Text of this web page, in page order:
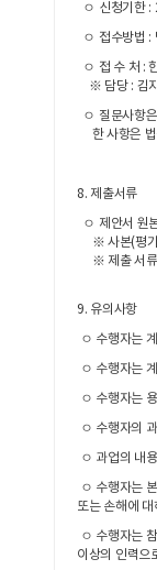
ㅇ 신청기한
ㅇ 접수방법 :
ㅇ 접 수 처 :
※ 담당 : 김
ㅇ 질문사항
한 사항은 법
8. 제출서류
ㅇ 제안서 원
※ 사본(평가
※ 제출 서류
9. 유의사항
ㅇ 수행자는
ㅇ 수행자는
ㅇ 수행자는
ㅇ 수행자의
ㅇ 과업의 내
ㅇ 수행자는
또는 손해에
ㅇ 수행자는
이상의 인력으